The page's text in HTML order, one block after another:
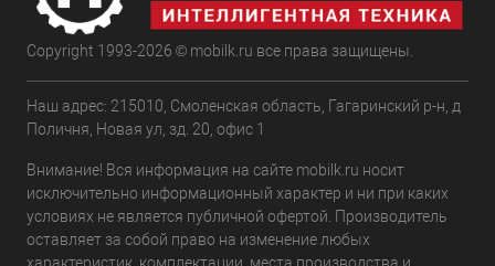
Copyright 1993-2026 © mobilk.ru все права защищены.
Наш адрес: 215010, Смоленская область, Гагаринский р-н, д
Поличня, Новая ул, зд. 20, офис 1
Внимание! Вся информация на сайте mobilk.ru носит
исключительно информационный характер и ни при каких
условиях не является публичной офертой. Производитель
оставляет за собой право на изменение любых
характеристик, комплектации, места производства и